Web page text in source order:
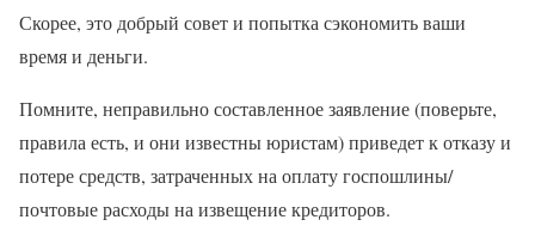
Скорее, это добрый совет и попытка сэкономить ваши
время и деньги.
Помните, неправильно составленное заявление (поверьте,
правила есть, и они известны юристам) приведет к отказу и
потере средств, затраченных на оплату госпошлины/
почтовые расходы на извещение кредиторов.